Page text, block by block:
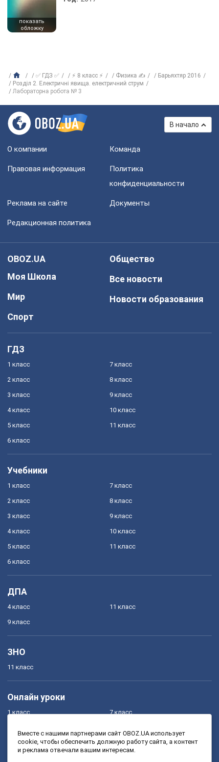
показать
обложку
✅ ГДЗ ✅ ⚡ 8 класс ⚡ Физика ✍
Барьяхтяр 2016
Розділ 2. Електричні явища. електричний струм
Лабораторна робота № 3
В начало
О компании Команда
Правовая информация
Политика
конфиденциальности
Реклама на сайте Документы
Редакционная политика
OBOZ.UA
Моя Школа
Мир
Спорт
Общество
Все новости
Новости образования
ГДЗ
1 класс
2 класс
3 класс
4 класс
5 класс
6 класс
7 класс
8 класс
9 класс
10 класс
11 класс
Учебники
1 класс
2 класс
3 класс
4 класс
5 класс
6 класс
7 класс
8 класс
9 класс
10 класс
11 класс
ДПА
4 класс
9 класс
11 класс
ЗНО
11 класс
Онлайн уроки
1 класс
3 класс
7 класс
9 класс
Вместе с нашими партнерами сайт OBOZ.UA использует
cookie, чтобы обеспечить должную работу сайта, а контент
и реклама отвечали вашим интересам.